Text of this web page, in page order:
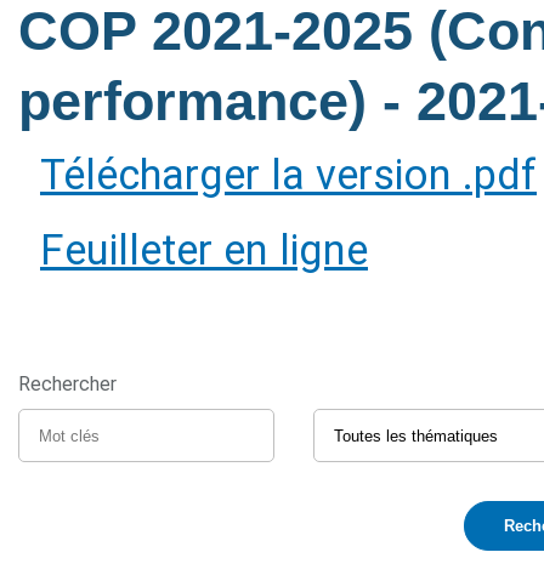
COP 2021-2025
performance) -
Télécharger la version .pdf
Feuilleter en ligne
Rechercher